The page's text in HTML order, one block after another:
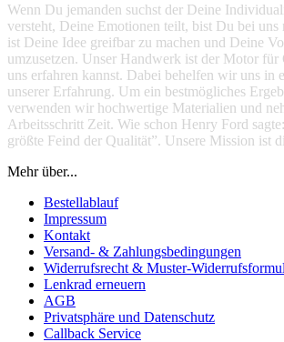
Wenn Du jemanden suchst der Deine
versteht, Deine Emotionen teilt, bist Du bei
ist Deine Idee greifbar zu machen und Deine
umzusetzen. Unser Handwerk ist der Motor
uns erfahren kannst. Dabei behelfen wir uns in
unserer Erfahrung. Um ein bestmögliches
verwenden wir hochwertige Materialien und
Arbeitsschritt Zeit. Wie schon Henry Ford
größte Feind der Qualität”. Unsere Mission ist
Mehr über...
Bestellablauf
Impressum
Kontakt
Versand- & Zahlungsbedingungen
Widerrufsrecht & Muster-
Lenkrad erneuern
AGB
Privatsphäre und Datenschutz
Callback Service